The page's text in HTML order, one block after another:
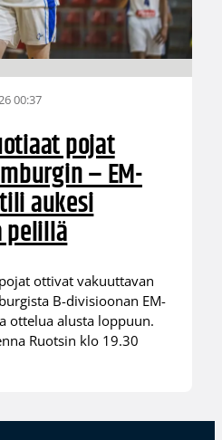
00:37
pojat
– EM-
aukesi
ottivat vakuuttavan
B-divisioonan EM-
ottelua alusta loppuun.
Ruotsin klo 19.30